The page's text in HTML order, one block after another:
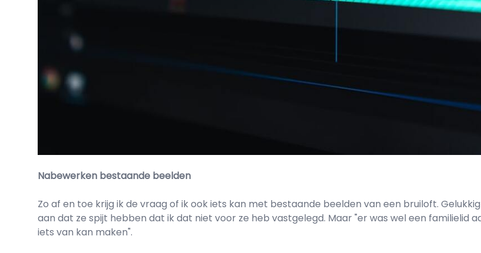
Nabewerken bestaande beelden
Zo af en toe krijg ik de vraag of ik ook iets kan met bestaande beelden van een bruiloft.
aan dat ze spijt hebben dat ik dat niet voor ze heb vastgelegd. Maar "er was wel een familielid
iets van kan maken".